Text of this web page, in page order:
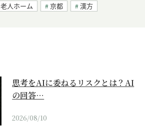
老人ホーム 京都 漢方
思考をAIに委ねるリスクとは？AI
の回答…
2026/08/10